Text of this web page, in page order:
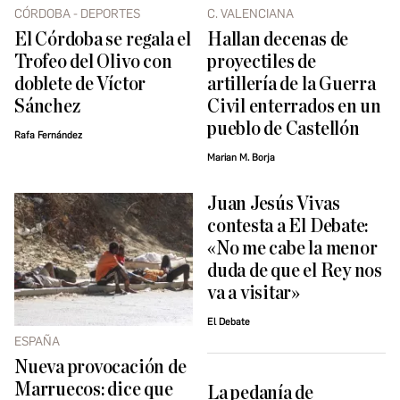
CÓRDOBA - DEPORTES
El Córdoba se regala el
Trofeo del Olivo con
doblete de Víctor
Sánchez
Rafa Fernández
C. VALENCIANA
Hallan decenas de
proyectiles de
artillería de la Guerra
Civil enterrados en un
pueblo de Castellón
Marian M. Borja
ESPAÑA
Nueva provocación de
Marruecos: dice que
Juan Jesús Vivas
contesta a El Debate:
«No me cabe la menor
duda de que el Rey nos
va a visitar»
El Debate
La pedanía de